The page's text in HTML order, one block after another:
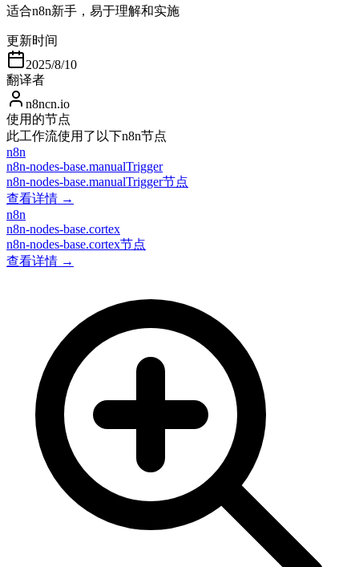
适合n8n新手，易于理解和实施
更新时间
2025/8/10
翻译者
n8ncn.io
使用的节点
此工作流使用了以下n8n节点
n8n
n8n-nodes-base.manualTrigger
n8n-nodes-base.manualTrigger节点
查看详情 →
n8n
n8n-nodes-base.cortex
n8n-nodes-base.cortex节点
查看详情 →